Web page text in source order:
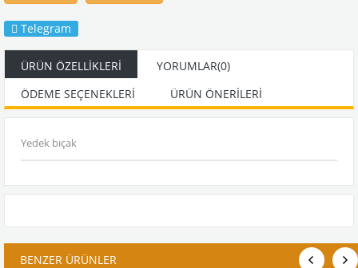
Telegram
ÜRÜN ÖZELLIKLERI YORUMLAR(0)
ÖDEME SEÇENEKLERI
ÜRÜN ÖNERILERI
Yedek bıçak
BENZER ÜRÜNLER